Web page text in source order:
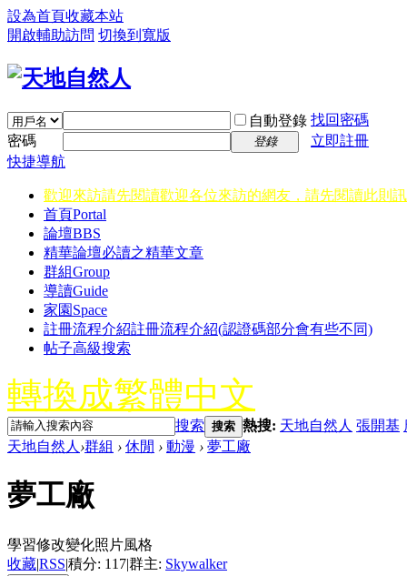
設為首頁收藏本站
開啟輔助訪問 切換到寬版
自動登錄 找回密碼
密碼
登錄
立即註冊
快捷導航
歡迎來訪請先閱讀歡迎各位來訪的網友，請先閱讀此則
首頁Portal
論壇BBS
精華論壇必讀之精華文章
群組Group
導讀Guide
家園 Space
註冊流程介紹註冊流程介紹(認證碼部分會有些不同)
帖子高級搜索
轉換成繁體中文
搜索 搜索 熱搜: 天地自然人 張開基
天地自然人 ›群組 › 休閒 › 動漫 › 夢工廠
夢工廠
學習修改變化照片風格
收藏|RSS|積分: 117|群主: Skywalker